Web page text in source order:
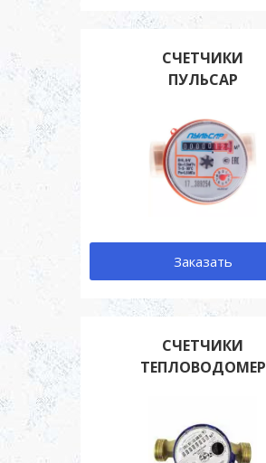
СЧЕТЧИКИ
ПУЛЬСАР
Заказать
СЧЕТЧИКИ
ТЕПЛОВОДОМЕР